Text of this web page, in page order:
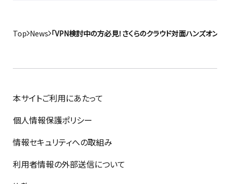
Top News 「VPN検討中の方必見！さくらのクラウド対面ハンズオンセ
本サイトご利用にあたって
個人情報保護ポリシー
情報セキュリティへの取組み
利用者情報の外部送信について